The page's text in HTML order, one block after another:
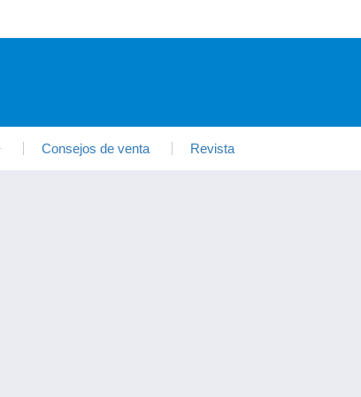
Consejos de venta Revista